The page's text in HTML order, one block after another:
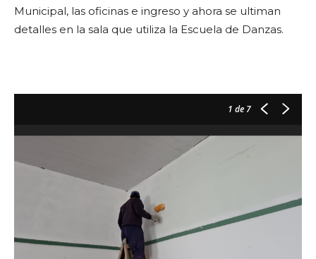
Municipal, las oficinas e ingreso y ahora se ultiman
detalles en la sala que utiliza la Escuela de Danzas.
1 de 7